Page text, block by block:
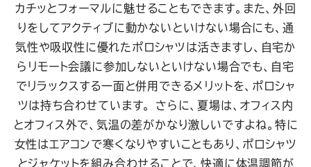
カチッとフォーマルに魅せることもできます。また、外回
りをしてアクティブに動かないといけない場合にも、通
気性や吸収性に優れたポロシャツは活きますし、自宅か
らリモート会議に参加しないといけない場合でも、自宅
でリラックスする一面と併用できるメリットを、ポロシャ
ツは持ち合わせています。 さらに、夏場は、オフィス内
とオフィス外で、気温の差がかなり激しいですよね。特に
女性はエアコンで寒くなりやすいこともあり、ポロシャツ
とジャケットを組み合わせることで、快適に体温調節が